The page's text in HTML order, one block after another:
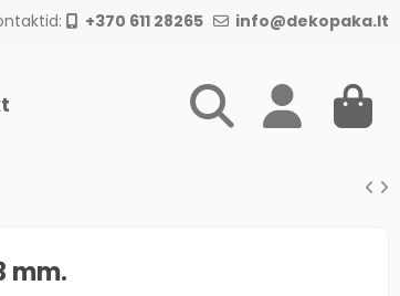
+370 611 28265 info@dekopaka.lt
mm.